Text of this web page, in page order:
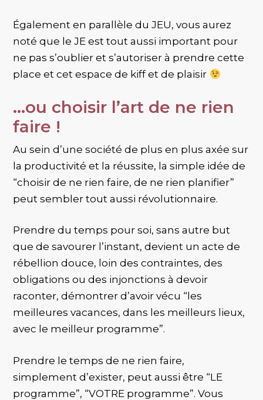
VOTRE PANIER EST VIDE.
Go To Shop
Également en parallèle du JEU, vous aurez
noté que le JE est tout aussi important pour
ne pas s’oublier et s’autoriser à prendre cette
place et cet espace de kiff et de plaisir
…ou choisir l’art de ne rien
faire !
Au sein d’une société de plus en plus axée sur
la productivité et la réussite, la simple idée de
“choisir de ne rien faire, de ne rien planifier”
peut sembler tout aussi révolutionnaire.
Prendre du temps pour soi, sans autre but
que de savourer l’instant, devient un acte de
rébellion douce, loin des contraintes, des
obligations ou des injonctions à devoir
raconter, démontrer d’avoir vécu “les
meilleures vacances, dans les meilleurs lieux,
avec le meilleur programme”.
Prendre le temps de ne rien faire,
simplement d’exister, peut aussi être “LE
programme”, “VOTRE programme”. Vous